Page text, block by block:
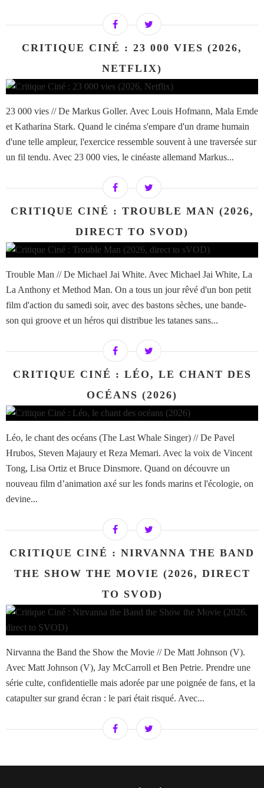
CRITIQUE CINÉ : 23 000 VIES (2026,
NETFLIX)
23 000 vies // De Markus Goller. Avec Louis Hofmann, Mala Emde
et Katharina Stark. Quand le cinéma s'empare d'un drame humain
d'une telle ampleur, l'exercice ressemble souvent à une traversée sur
un fil tendu. Avec 23 000 vies, le cinéaste allemand Markus...
CRITIQUE CINÉ : TROUBLE MAN (2026,
DIRECT TO SVOD)
Trouble Man // De Michael Jai White. Avec Michael Jai White, La
La Anthony et Method Man. On a tous un jour rêvé d'un bon petit
film d'action du samedi soir, avec des bastons sèches, une bande-
son qui groove et un héros qui distribue les tatanes sans...
CRITIQUE CINÉ : LÉO, LE CHANT DES
OCÉANS (2026)
Léo, le chant des océans (The Last Whale Singer) // De Pavel
Hrubos, Steven Majaury et Reza Memari. Avec la voix de Vincent
Tong, Lisa Ortiz et Bruce Dinsmore. Quand on découvre un
nouveau film d’animation axé sur les fonds marins et l'écologie, on
devine...
CRITIQUE CINÉ : NIRVANNA THE BAND
THE SHOW THE MOVIE (2026, DIRECT
TO SVOD)
Nirvanna the Band the Show the Movie // De Matt Johnson (V).
Avec Matt Johnson (V), Jay McCarroll et Ben Petrie. Prendre une
série culte, confidentielle mais adorée par une poignée de fans, et la
catapulter sur grand écran : le pari était risqué. Avec...